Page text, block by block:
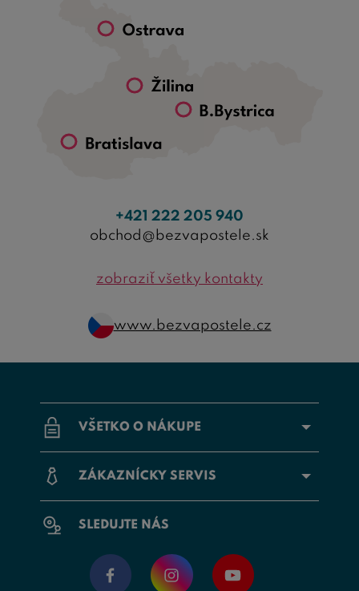
VŠETKO O NÁKUPE
ZÁKAZNÍCKY SERVIS
SLEDUJTE NÁS
+421 222 205 940
obchod@bezvapostele.sk
zobraziť všetky kontakty
www.bezvapostele.cz